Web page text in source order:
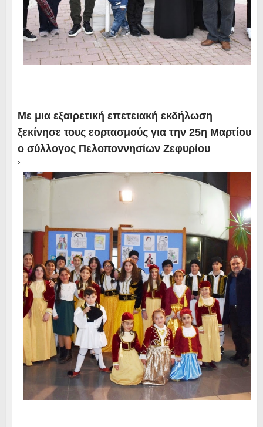
Με μια εξαιρετική επετειακή εκδήλωση
ξεκίνησε τους εορτασμούς για την 25η Μαρτίου
ο σύλλογος Πελοποννησίων Ζεφυρίου
›